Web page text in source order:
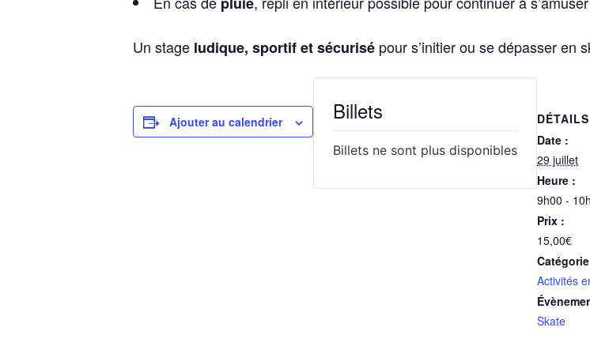
Un stage ludique, sportif et sécurisé pour s’initier ou se dépasser en
Ajouter au calendrier
DÉTAILS
Date :
29 juillet
Heure :
9h00 -
Prix :
15,00€
Activités
Skate
Billets
Billets ne sont plus disponibles